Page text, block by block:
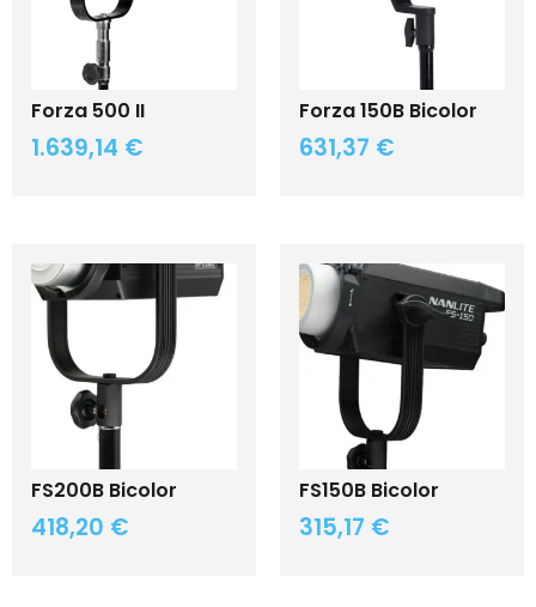
Forza 500 II
1.639,14 €
Forza 150B Bicolor
631,37 €
FS200B Bicolor
418,20 €
FS150B Bicolor
315,17 €